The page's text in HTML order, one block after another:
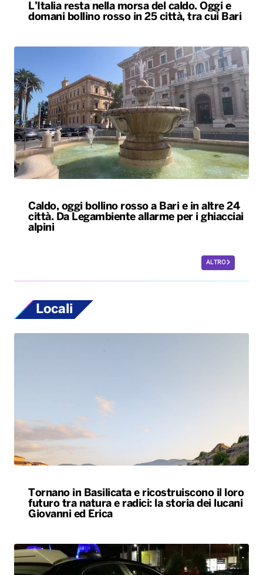
Caldo, oggi bollino rosso a Bari e in altre 24
città. Da Legambiente allarme per i ghiacciai
alpini
ALTRO
Locali
Tornano in Basilicata e ricostruiscono il loro
futuro tra natura e radici: la storia dei lucani
Giovanni ed Erica